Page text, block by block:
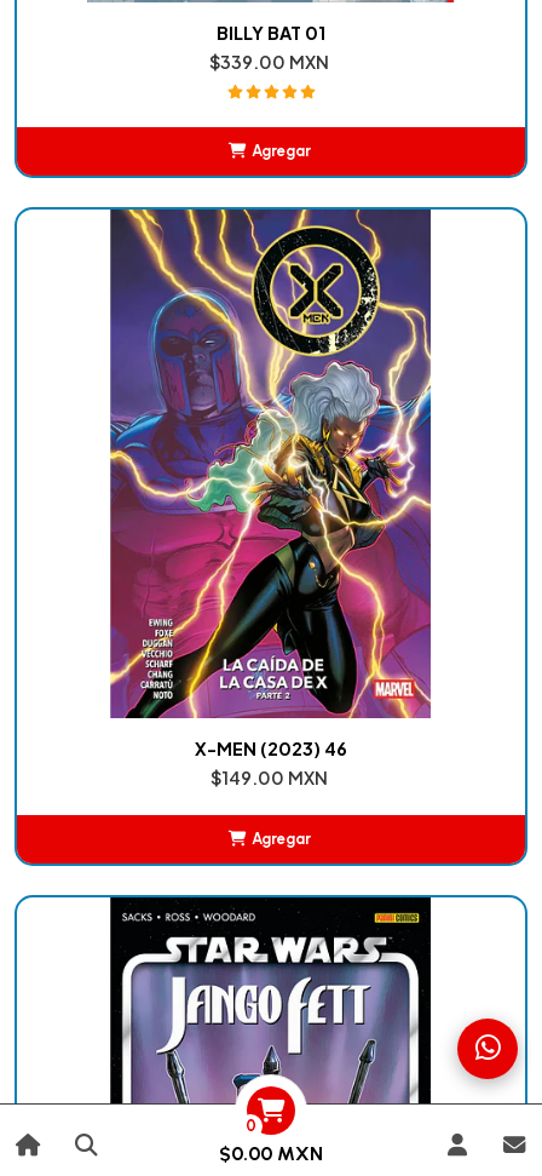
0
$0.00 MXN
BILLY BAT 01
$339.00 MXN
Agregar
X-MEN (2023) 46
$149.00 MXN
Agregar